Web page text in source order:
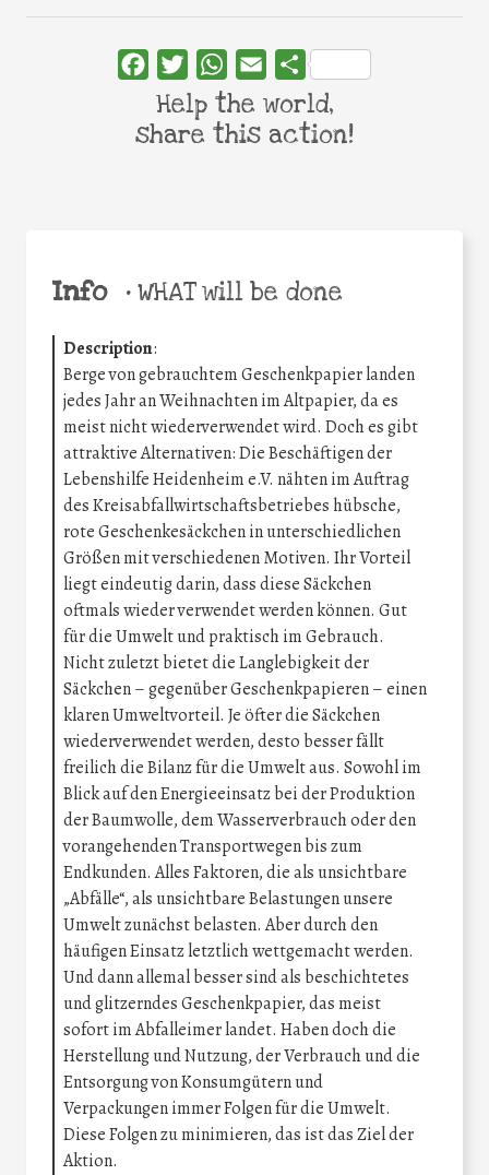
Info •WHAT will be done
Description:
Berge von gebrauchtem Geschenkpapier landen
jedes Jahr an Weihnachten im Altpapier, da es
meist nicht wiederverwendet wird. Doch es gibt
attraktive Alternativen: Die Beschäftigen der
Lebenshilfe Heidenheim e.V. nähten im Auftrag
des Kreisabfallwirtschaftsbetriebes hübsche,
rote Geschenkesäckchen in unterschiedlichen
Größen mit verschiedenen Motiven. Ihr Vorteil
liegt eindeutig darin, dass diese Säckchen
oftmals wieder verwendet werden können. Gut
für die Umwelt und praktisch im Gebrauch.
Nicht zuletzt bietet die Langlebigkeit der
Säckchen – gegenüber Geschenkpapieren – einen
klaren Umweltvorteil. Je öfter die Säckchen
wiederverwendet werden, desto besser fällt
freilich die Bilanz für die Umwelt aus. Sowohl im
Blick auf den Energieeinsatz bei der Produktion
der Baumwolle, dem Wasserverbrauch oder den
vorangehenden Transportwegen bis zum
Endkunden. Alles Faktoren, die als unsichtbare
„Abfälle“, als unsichtbare Belastungen unsere
Umwelt zunächst belasten. Aber durch den
häufigen Einsatz letztlich wettgemacht werden.
Und dann allemal besser sind als beschichtetes
und glitzerndes Geschenkpapier, das meist
sofort im Abfalleimer landet. Haben doch die
Herstellung und Nutzung, der Verbrauch und die
Entsorgung von Konsumgütern und
Verpackungen immer Folgen für die Umwelt.
Diese Folgen zu minimieren, das ist das Ziel der
Aktion.
FacebookTwitterWhatsApp
Email Share
Help the world,
share this action!